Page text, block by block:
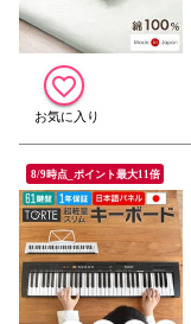
8/9時点_ポイント最大11倍